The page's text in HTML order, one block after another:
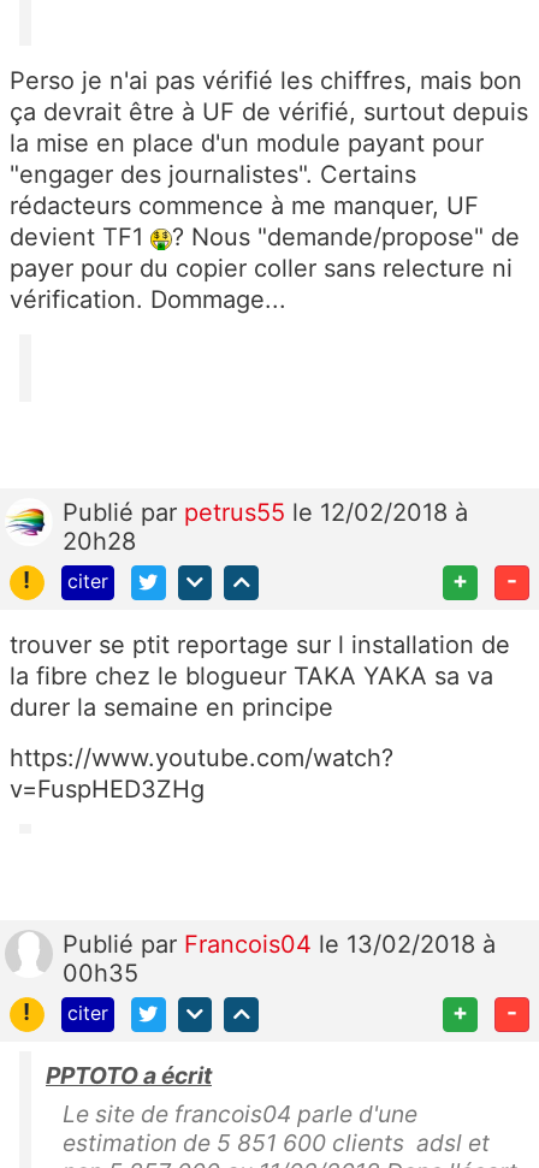
Perso je n'ai pas vérifié les chiffres, mais bon
ça devrait être à UF de vérifié, surtout depuis
la mise en place d'un module payant pour
"engager des journalistes". Certains
rédacteurs commence à me manquer, UF
devient TF1
? Nous "demande/propose" de
payer pour du copier coller sans relecture ni
vérification. Dommage...
Publié par petrus55 le 12/02/2018 à
20h28
!
citer + -
trouver se ptit reportage sur l installation de
la fibre chez le blogueur TAKA YAKA sa va
durer la semaine en principe
https://www.youtube.com/watch?
v=FuspHED3ZHg
Publié par Francois04 le 13/02/2018 à
00h35
!
citer + -
PPTOTO a écrit
Le site de francois04 parle d'une
estimation de 5 851 600 clients adsl et